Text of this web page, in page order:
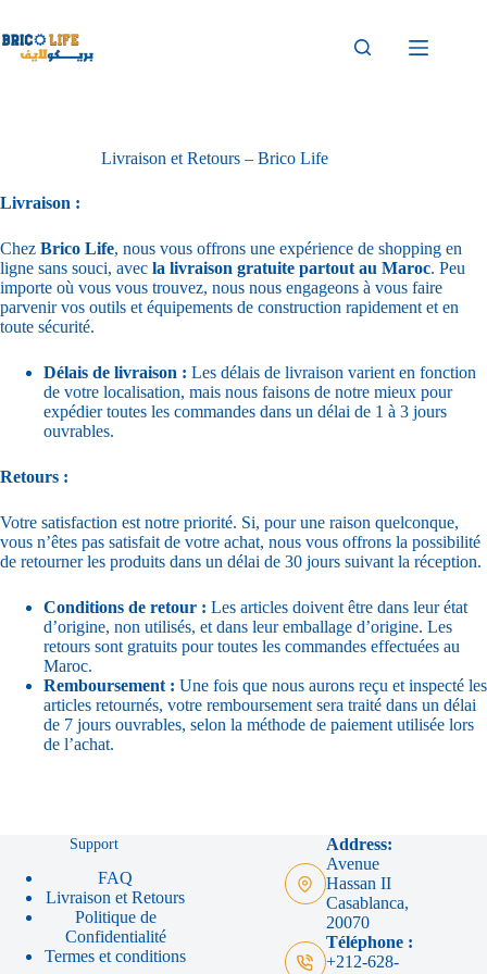
Livraison et Retours – Brico Life
Livraison :
Chez Brico Life, nous vous offrons une expérience de shopping en
ligne sans souci, avec la livraison gratuite partout au Maroc. Peu
importe où vous vous trouvez, nous nous engageons à vous faire
parvenir vos outils et équipements de construction rapidement et en
toute sécurité.
Délais de livraison : Les délais de livraison varient en fonction
de votre localisation, mais nous faisons de notre mieux pour
expédier toutes les commandes dans un délai de 1 à 3 jours
ouvrables.
Retours :
Votre satisfaction est notre priorité. Si, pour une raison quelconque,
vous n’êtes pas satisfait de votre achat, nous vous offrons la possibilité
de retourner les produits dans un délai de 30 jours suivant la réception.
Conditions de retour : Les articles doivent être dans leur état
d’origine, non utilisés, et dans leur emballage d’origine. Les
retours sont gratuits pour toutes les commandes effectuées au
Maroc.
Remboursement : Une fois que nous aurons reçu et inspecté les
articles retournés, votre remboursement sera traité dans un délai
de 7 jours ouvrables, selon la méthode de paiement utilisée lors
de l’achat.
Support
FAQ
Livraison et Retours
Politique de
Confidentialité
Termes et conditions
Address:
Avenue
Hassan II
Casablanca,
20070
Téléphone :
+212-628-